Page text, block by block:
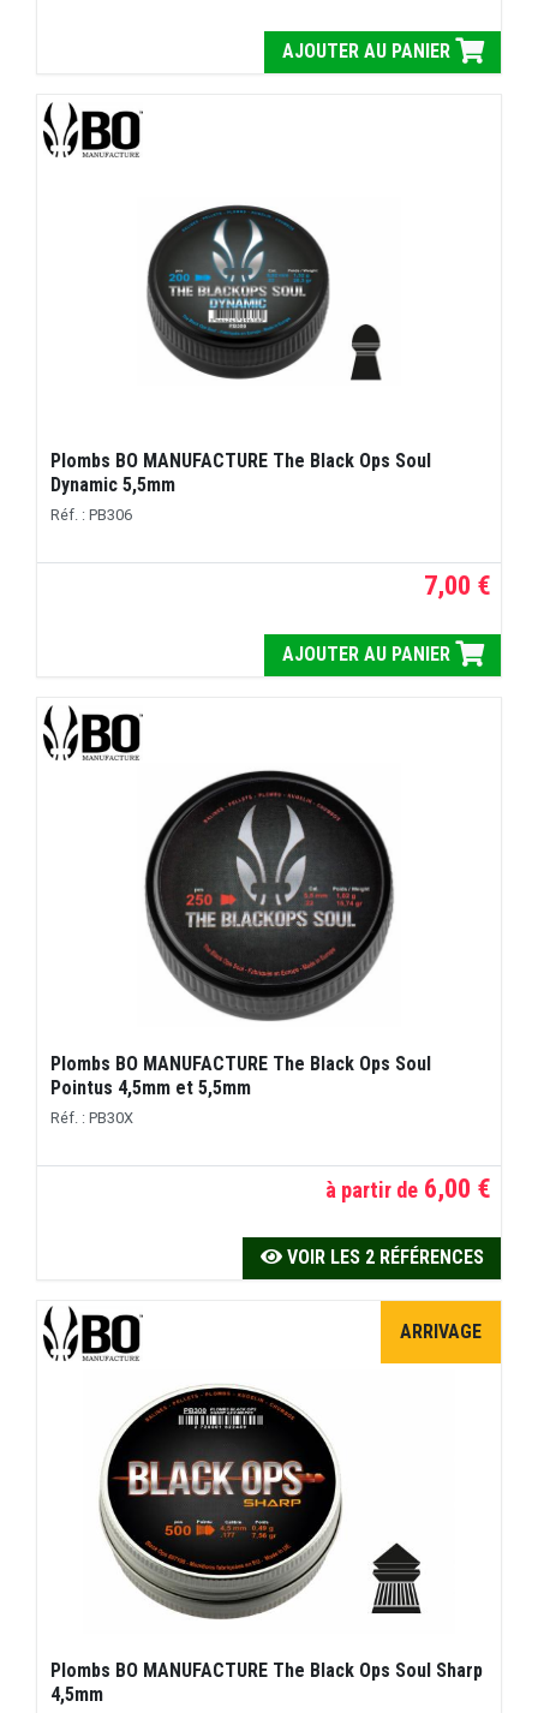
AJOUTER AU PANIER
Plombs BO MANUFACTURE The Black Ops Soul
Dynamic 5,5mm
Réf. : PB306
7,00 €
AJOUTER AU PANIER
Plombs BO MANUFACTURE The Black Ops Soul
Pointus 4,5mm et 5,5mm
Réf. : PB30X
à partir de 6,00 €
VOIR LES 2 RÉFÉRENCES
ARRIVAGE
Plombs BO MANUFACTURE The Black Ops Soul Sharp
4,5mm